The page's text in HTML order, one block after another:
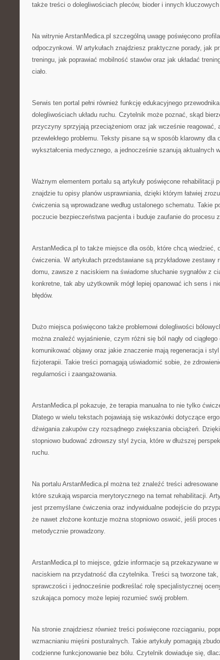
także treści o dolegliwościach pleców, bioder i innych
Na witrynie ArstanMedica.pl szczególną uwagę poświęcono
odpoczynkowi. W artykułach znajdziesz praktyczne porady, jak
treningu, jak poprawiać mobilność stawów oraz jak układać
ciało.
Serwis ten portal pełni również funkcję edukacyjnego
dolegliwościach układu ruchu. Czytelnik może poznać, skąd
przyczyny sprzyjają przeciążeniom oraz jak wcześnie reagować,
przewlekłego problemu. Teksty pisane są w sposób klarowny dla
wykształcenia medycznego, a jednocześnie szanują aktualnych
Ważnym elementem portalu są artykuły poświęcone rehabilitacji
znajdzie tu opisy planów usprawniania, dzięki którym łatwiej
ćwiczenia są wprowadzane według ustalonego schematu. Takie
poczucie bezpieczeństwa pacjenta i buduje zaufanie do procesu
ArstanMedica.pl to także miejsce dla osób, które chcą wiedzieć,
ćwiczenia. W artykułach przedstawiane są przykładowe zestawy
domu, zawsze z naciskiem na świadome słuchanie sygnałów z
konkretne, tak aby użytkownik mógł lepiej opanować ich sens i
błędów.
Dużo miejsca poświęcono także problemowi dolegliwości
można znaleźć wyjaśnienie, czym różni się ból nagły od
komunikować objawy oraz jakie znaczenie mają regeneracja i
fizjoterapii. Takie treści pomagają uświadomić sobie, że
regularności i zaangażowania.
ArstanMedica.pl pokazuje, że terapia manualna to nie tylko
Dlatego w wielu tekstach pojawiają się wskazówki dotyczące
dźwigania zakupów czy rozsądnego zwiększania obciążeń.
stopniowo budować zdrowszy styl życia, które w dłuższej
ruchu.
Na portalu ArstanMedica.pl można też znaleźć treści
które szukają wsparcia merytorycznego na temat rehabilitacji.
jest przemyślane ćwiczenia oraz indywidualne podejście do
że nawet złożone kontuzje można stopniowo oswoić, jeśli proces
metodycznie prowadzony.
ArstanMedica.pl to miejsce, gdzie informacje są przekazywane
naciskiem na przydatność dla czytelnika. Treści są tworzone
sprawczości i jednocześnie podkreślać rolę specjalistycznej
szukająca pomocy może lepiej rozumieć swój problem.
Na stronie znajdziesz również treści poświęcone rozciąganiu,
wzmacnianiu mięśni posturalnych. Takie artykuły pomagają
codzienne funkcjonowanie bez bólu. Czytelnik dowiaduje się,